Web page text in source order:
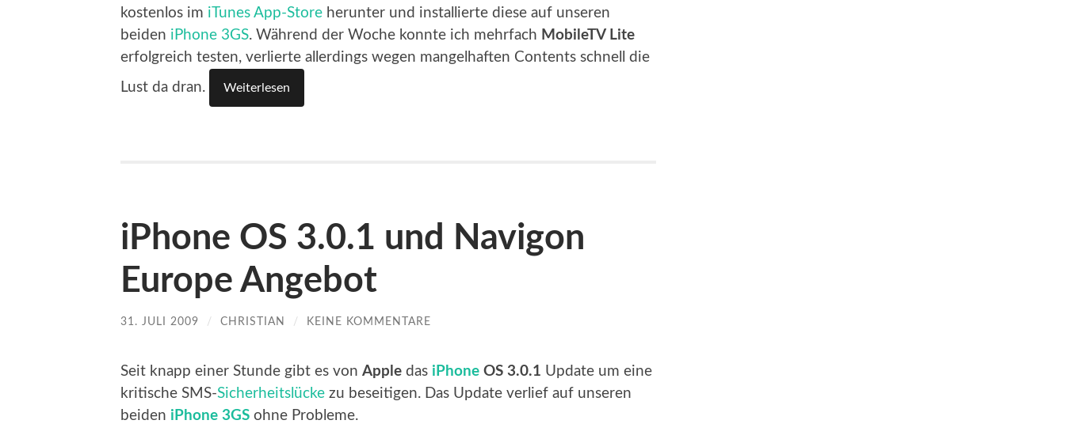
kostenlos im iTunes App-Store herunter und installierte diese auf unseren
beiden iPhone 3GS. Während der Woche konnte ich mehrfach MobileTV Lite
erfolgreich testen, verlierte allerdings wegen mangelhaften Contents schnell die
Lust da dran.
Weiterlesen
iPhone OS 3.0.1 und Navigon
Europe Angebot
31. JULI 2009 / CHRISTIAN / KEINE KOMMENTARE
Seit knapp einer Stunde gibt es von Apple das iPhone OS 3.0.1 Update um eine
kritische SMS-Sicherheitslücke zu beseitigen. Das Update verlief auf unseren
beiden iPhone 3GS ohne Probleme.